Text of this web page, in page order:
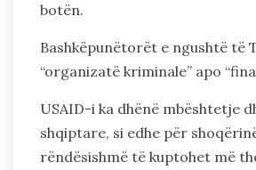
botën.
Bashkëpunëtorët e ngushtë të
“organizatë kriminale” apo
USAID-i ka dhënë mbështetje
shqiptare, si edhe për
rëndësishmë të kuptohet më